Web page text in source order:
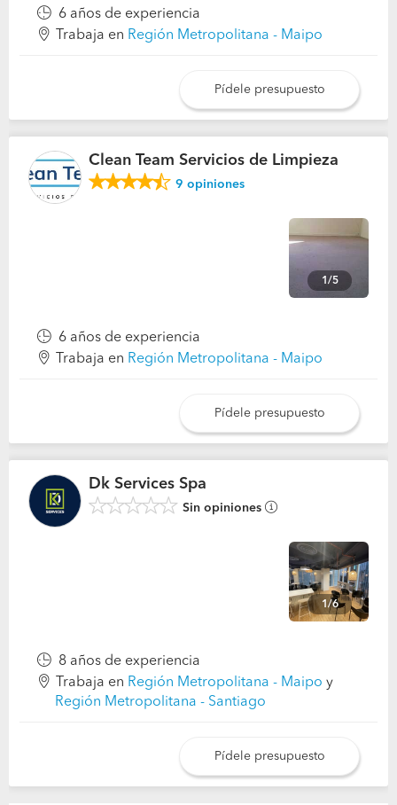
6 años de experiencia
Trabaja en Región Metropolitana - Maipo
Pídele presupuesto
Clean Team Servicios de Limpieza
9 opiniones
1/5
6 años de experiencia
Trabaja en Región Metropolitana - Maipo
Pídele presupuesto
Dk Services Spa
Sin opiniones
1/6
8 años de experiencia
Trabaja en Región Metropolitana - Maipo y
Región Metropolitana - Santiago
Pídele presupuesto